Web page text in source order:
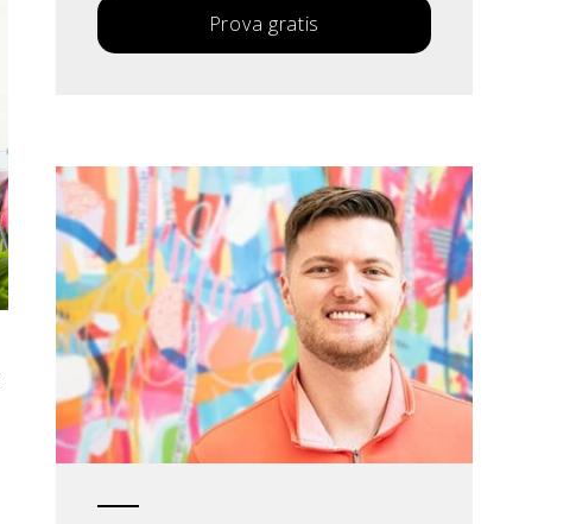
Prova gratis